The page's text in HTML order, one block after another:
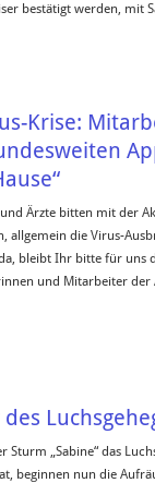
bestätigt werden, mit
Krise:
Ärzte bitten mit der
allgemein die Virus-
bleibt Ihr bitte für uns
und Mitarbeiter der
Sturm „Sabine“ das
beginnen nun die